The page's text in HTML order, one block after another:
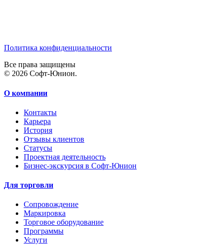
Политика конфиденциальности
Все права защищены
© 2026 Софт-Юнион.
О компании
Контакты
Карьера
История
Отзывы клиентов
Статусы
Проектная деятельность
Бизнес-экскурсия в Софт-Юнион
Для торговли
Сопровождение
Маркировка
Торговое оборудование
Программы
Услуги